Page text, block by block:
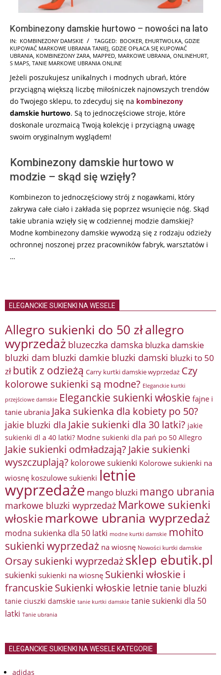
Kombinezony damskie hurtowo – nowości na lato
2025-
01-
29
IN: KOMBINEZONY DAMSKIE TAGGED: BOOKER, EHURTWOLKA, GDZIE
KUPOWAĆ MARKOWE UBRANIA TANIEJ, GDZIE OPŁACA SIĘ KUPOWAĆ
UBRANIA, KOMBINEZONY ZARA, MAPPED, MARKOWE UBRANIA, ONLINEHURT,
S MAPS, TANIE MARKOWE UBRANIA ONLINE
Jeżeli poszukujesz unikalnych i modnych ubrań, które
przyciągną większą liczbę miłośniczek najnowszych trendów
do Twojego sklepu, to zdecyduj się na kombinezony
damskie hurtowo. Są to jednoczęściowe stroje, które
doskonale urozmaicą Twoją kolekcję i przyciągną uwagę
swoim oryginalnym wyglądem!
Kombinezony damskie hurtowo w
modzie – skąd się wzięły?
Kombinezon to jednoczęściowy strój z nogawkami, który
zakrywa całe ciało i zakłada się poprzez wsunięcie nóg. Skąd
takie ubrania wzięły się w codziennej modzie damskiej?
Modne kombinezony damskie wywodzą się z rodzaju odzieży
ochronnej noszonej przez pracowników fabryk, warsztatów i
…
ELEGANCKIE SUKIENKI NA WESELE
Allegro sukienki do 50 złallegro
wyprzedaż bluzeczka damska bluzka damskie
bluzki dam bluzki damkie bluzki damski bluzki to 50
zł butik z odzieżą Carry kurtki damskie wyprzedaż Czy
kolorowe sukienki są modne? Eleganckie kurtki
przejściowe damskie Eleganckie sukienki włoskie fajne i
tanie ubrania Jaka sukienka dla kobiety po 50?
jakie bluzki dla Jakie sukienki dla 30 latki? jakie
sukienki dl a 40 latki? Modne sukienki dla pań po 50 Allegro
Jakie sukienki odmładzają? Jakie sukienki
wyszczuplają? kolorowe sukienki Kolorowe sukienki na
wiosnę koszulowe sukienki letnie
wyprzedaże mango bluzki mango ubrania
markowe bluzki wyprzedaż Markowe sukienki
włoskie markowe ubrania wyprzedaż
modna sukienka dla 50 latki modne kurtki damskie mohito
sukienki wyprzedaż na wiosnę Nowości kurtki damskie
Orsay sukienki wyprzedażsklep ebutik.pl
sukienki sukienki na wiosnę Sukienki włoskie i
francuskieSukienki włoskie letnietanie bluzki
tanie ciuszki damskie tanie kurtki damskie tanie sukienki dla 50
latki Tanie ubrania
ELEGANCKIE SUKIENKI NA WESELE KATEGORIE
adidas